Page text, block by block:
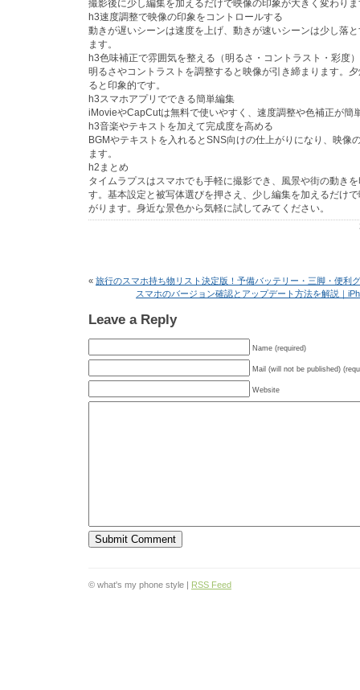
撮影後に少し編集を加えるだけで映像の印象が大きく変わり
h3速度調整で映像の印象をコントロールする
動きが遅いシーンは速度を上げ、動きが速いシーンは少し落
ます。
h3色味補正で雰囲気を整える（明るさ・コントラスト・彩度）
明るさやコントラストを調整すると映像が引き締まります。
ると印象的です。
h3スマホアプリでできる簡単編集
iMovieやCapCutは無料で使いやすく、速度調整や色補正が簡
h3音楽やテキストを加えて完成度を高める
BGMやテキストを入れるとSNS向けの仕上がりになり、映像
ます。
h2まとめ
タイムラプスはスマホでも手軽に撮影でき、風景や街の動き
す。基本設定と被写体選びを押さえ、少し編集を加えるだけ
がります。身近な景色から気軽に試してみてください。
« 旅行のスマホ持ち物リスト決定版！予備バッテリー・三脚・便利
スマホのバージョン確認とアップデート方法を解説｜
Leave a Reply
Name (required)
Mail (will not be published)
Website
© what's my phone style | RSS Feed